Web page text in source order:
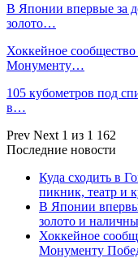
В Японии впервые за
золото…
Хоккейное
Монументу…
105 кубометров под
в…
Prev Next 1 из 1 162
Последние новости
Куда сходить в
пикник, театр и
В Японии
золото и
Хоккейное
Монументу